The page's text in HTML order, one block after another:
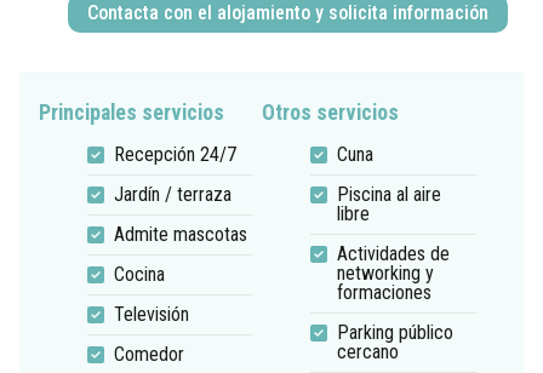
Contacta con el alojamiento y solicita información
Principales servicios
Recepción 24/7
Jardín / terraza
Admite mascotas
Cocina
Televisión
Comedor
Otros servicios
Cuna
Piscina al aire
libre
Actividades de
networking y
formaciones
Parking público
cercano